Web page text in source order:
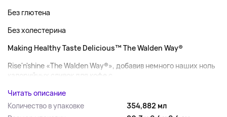
Без глютена
Без холестерина
Making Healthy Taste Delicious™ The Walden Way®
Rise'n'shine «The Walden Way®», добавив немного наших ноль
калорийных сливок для кофе с ...
Читать описание
Количество в упаковке
354,882 мл